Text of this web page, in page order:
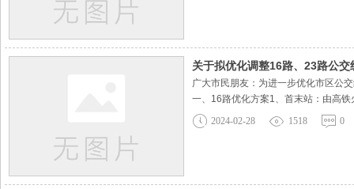
关于拟优化调整16路、23路公交
广大市民朋友：为进一步优化市区公
一、16路优化方案1、首末站：由高
强路—创业大道—乐山大道—顺河路—
点：高铁火车站终点：驻马店技师学
2024-02-28 1518 0